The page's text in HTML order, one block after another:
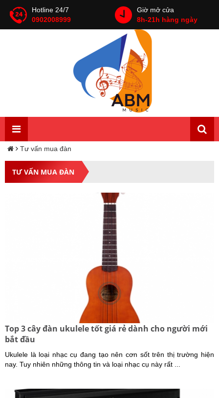
Hotline 24/7
0902008999
Giờ mở cửa
8h-21h hàng ngày
Tư vấn mua đàn
TƯ VẤN MUA ĐÀN
Top 3 cây đàn ukulele tốt giá rẻ dành cho người mới
bắt đầu
Ukulele là loại nhạc cụ đang tạo nên cơn sốt trên thị trường hiện
nay. Tuy nhiên những thông tin và loại nhạc cụ này rất ...